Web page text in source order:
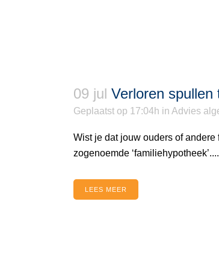
09 jul Verloren
Geplaatst op 17:04h in Advies
Wist je dat jouw ouders of
zogenoemde ‘familiehypotheek’....
LEES MEER